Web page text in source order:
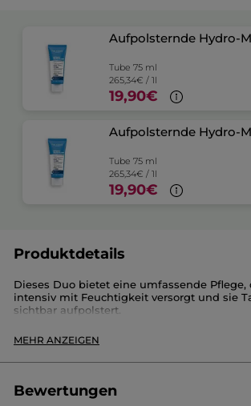
Aufpolsternde Hydro-
Tube 75 ml
265,34€ / 1l
19,90€
Aufpolsternde Hydro-
Tube 75 ml
265,34€ / 1l
19,90€
Produktdetails
Dieses Duo bietet eine umfassende
intensiv mit Feuchtigkeit versorgt und sie
sichtbar aufpolstert.
Dieses Set enthält:
- 2x Aufpolsternde Hydro-Maske (75 ml):
auch als Nachtpflege verwendet werden
optimale Feuchtigkeitsversorgung. Als
MEHR ANZEIGEN
Bewertungen